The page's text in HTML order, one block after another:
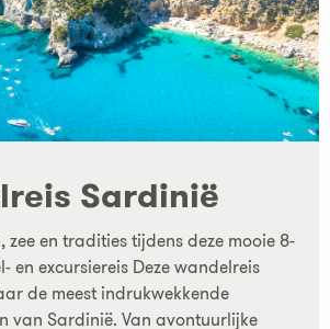
Sardinië
zee en tradities tijdens deze mooie 8-
en excursiereis Deze wandelreis
de meest indrukwekkende
van Sardinië. Van avontuurlijke